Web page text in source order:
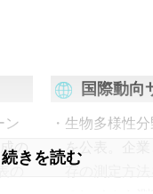
続きを読む
ン
の
の
国際動向
生物多様性
を公表。企
存の測定方